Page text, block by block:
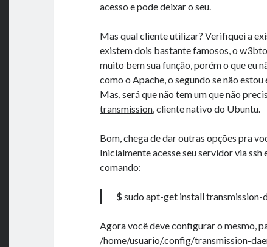
acesso e pode deixar o seu.
Mas qual cliente utilizar? Verifiquei a
existem dois bastante famosos, o
muito bem sua função, porém o que eu
como o Apache, o segundo se não
Mas, será que não tem um que não
transmission, cliente nativo do Ubuntu.
Bom, chega de dar outras opções pra
Inicialmente acesse seu servidor via
comando:
$ sudo apt-get install transmission-
Agora você deve configurar o mesmo,
/home/usuario/.config/transmission-